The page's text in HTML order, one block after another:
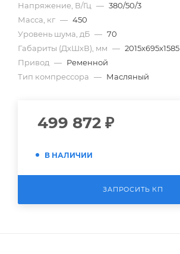
Напряжение, В/Гц — 380/50/3
Масса, кг — 450
Уровень шума, дБ — 70
Габариты (ДхШхВ), мм — 2015x695x1585
Привод — Ременной
Тип компрессора — Масляный
499 872 ₽
В НАЛИЧИИ
ЗАПРОСИТЬ КП